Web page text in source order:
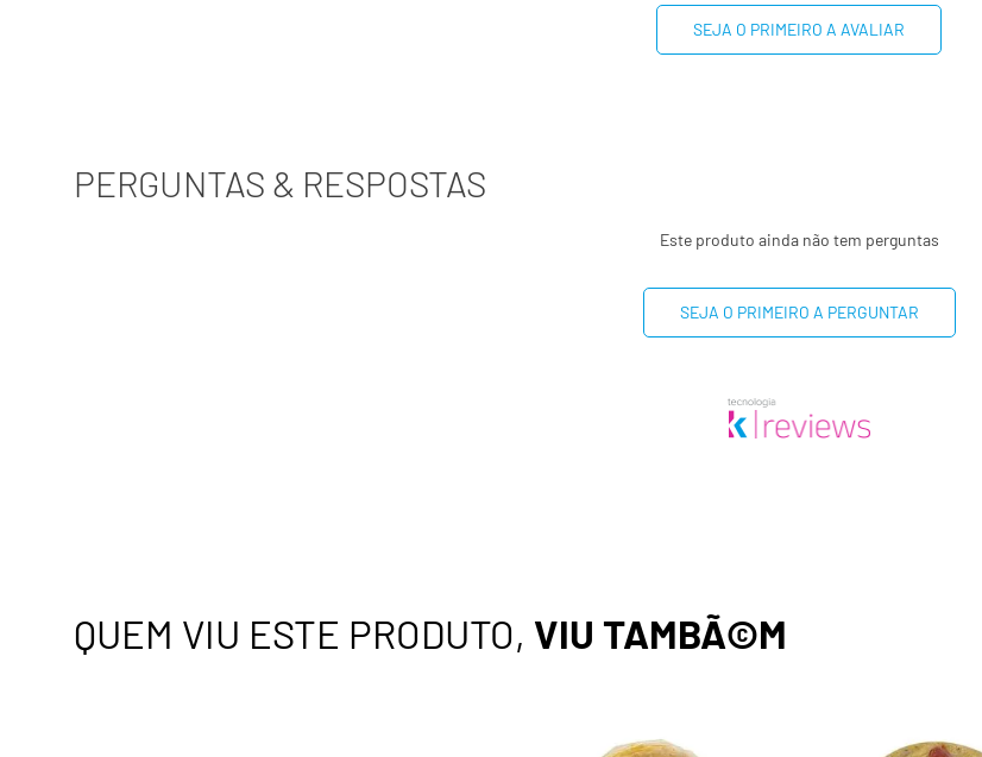
Vitamina C
(**) Valores
SEJA O PRIMEIRO A AVALIAR
PERGUNTAS & RESPOSTAS
Este produto ainda não tem perguntas
SEJA O PRIMEIRO A PERGUNTAR
QUEM VIU ESTE PRODUTO, VIU TAMBÃ©M